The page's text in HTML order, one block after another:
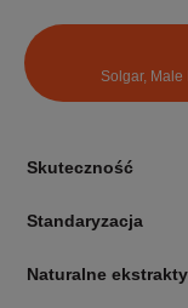
Solgar,
Skuteczność
Standaryzacja
Naturalne ekstrakty